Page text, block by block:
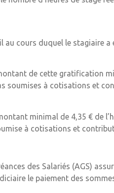
cours duquel le stagiaire a
de cette gratification
soumises à cotisations et
minimal de 4,35 € de
à cotisations et
des Salariés (AGS)
le paiement des